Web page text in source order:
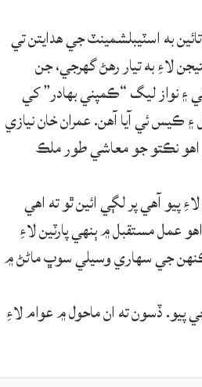
به اسٽيبلشمينٽ جي هدايتن تي
لاءِ به تيار رهڻ گهرجي، جن
۽ نواز ليگ “ڪمپني بهادر” کي
ڪيس ئي آيا آهن. عمران خان نيازي
اهو نڪتو جو معاشي طور ملڪ
آهي پر لڳي ائين ٿو ته اهي
عمل مستقبل ۾ ٻنهي پارٽين لاءِ
جي سهاري وسيلي سوڀ ماڻڻ ۾
پيو. ڏسون ته ان ماحول ۾ عوام لاءِ